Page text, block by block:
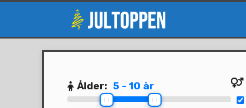
innehåll
Ålder: 5 - 10 år